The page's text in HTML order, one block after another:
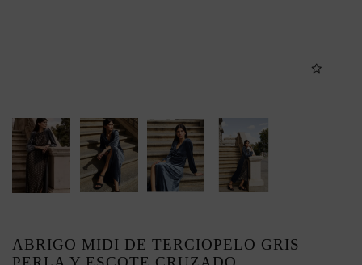
ABRIGO MIDI DE TERCIOPELO GRIS